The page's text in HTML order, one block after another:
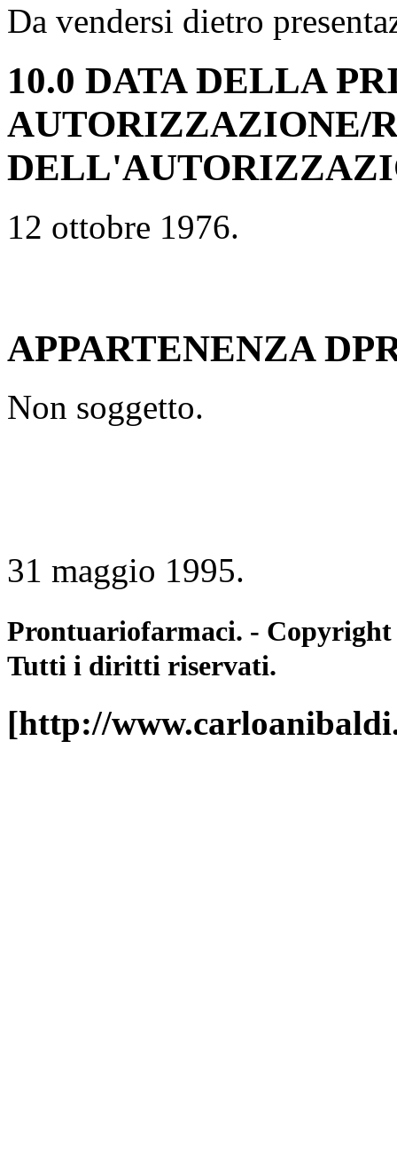
Da vendersi dietro
10.0 DATA DELLA
AUTORIZZAZIONE/
12 ottobre 1976.
APPARTENENZA
Non soggetto.
31 maggio 1995.
Prontuariofarmaci. -
Tutti i diritti riservati.
[http://